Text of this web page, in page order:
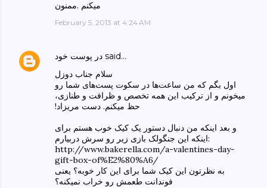
ميكنم .ممنون
February 5, 2013 at 4:24 AM
در پوست خود said…
سلام جناب دوزل
اول بگم که من ساعت‌ها در سکوت پست‌های شما رو
میخونم و از ترکیب این همه تخصص و ظرافت و طنازی،
حظ میکنم. دست مریزاد!‏
و بعد اینکه من دنبال دستور یک کیک خوب هستم برای
اینکه این جنگولک بازی زیر رو سرش دربیارم:
http://www.bakerella.com/a-valentines-day-
gift-box-of%E2%80%A6/
به نظرتون این کیک شما برای این کار خوبه؟ یعنی
فوندانت طعمش رو خراب نمیکنه؟